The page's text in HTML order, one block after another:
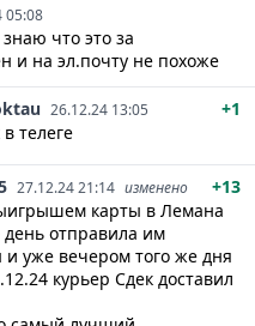
05:08
что это за
и на эл.почту не похоже
26.12.24 13:05
+1
телеге
27.12.24 21:14 изменено
+13
карты в Лемана
день отправила им
уже вечером того же дня
курьер Сдек доставил